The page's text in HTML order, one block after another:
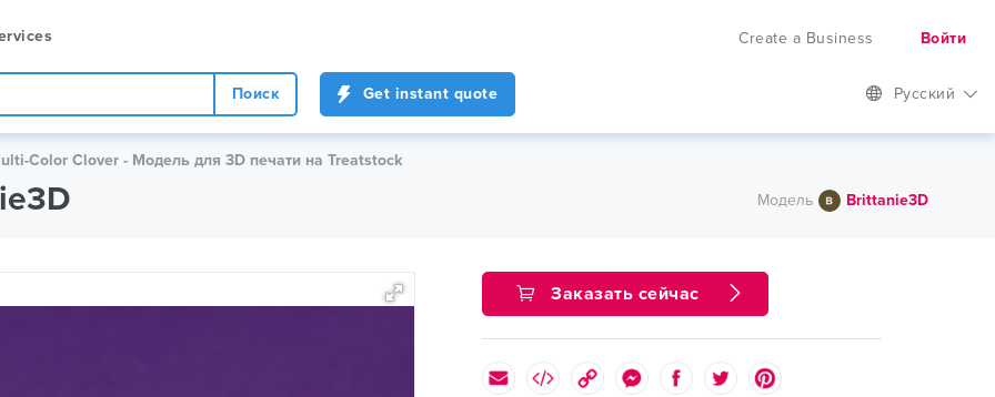
Create a Business Войти
Поиск Get instant quote Русский
Color Clover - Модель для 3D печати на Treatstock
Модель Brittanie3D
Заказать сейчас